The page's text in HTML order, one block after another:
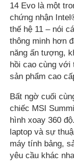
14 Evo là một
chứng nhận
thế hệ 11 – nói
thông minh hơn
năng ấn tượng,
hồi cao cùng
sản phẩm cao
Bất ngờ cuối
chiếc MSI
hình xoay 360
laptop và sự
máy tính bảng,
yêu cầu khác